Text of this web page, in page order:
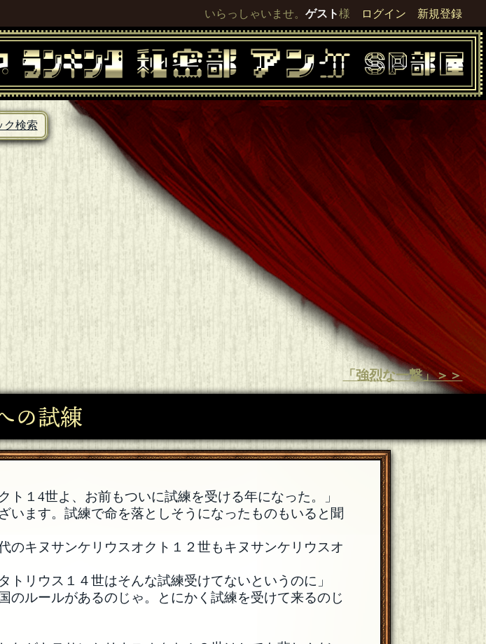
いらっしゃいませ。ゲスト様 ログイン 新規登録
ク検索
「強烈な一撃」＞＞
の試練
１4世よ、お前もついに試練を受ける年になった。」
います。試練で命を落としそうになったものもいると聞
のキヌサンケリウスオクト１２世もキヌサンケリウスオ
リウス１４世はそんな試練受けてないというのに」
のルールがあるのじゃ。とにかく試練を受けて来るのじ